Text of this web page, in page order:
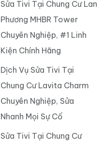
Sửa Tivi Tại Chung Cư Lan
Phương MHBR Tower
Chuyên Nghiệp, #1 Linh
Kiện Chính Hãng
Dịch Vụ Sửa Tivi Tại
Chung Cư Lavita Charm
Chuyên Nghiệp, Sửa
Nhanh Mọi Sự Cố
Sửa Tivi Tại Chung Cư